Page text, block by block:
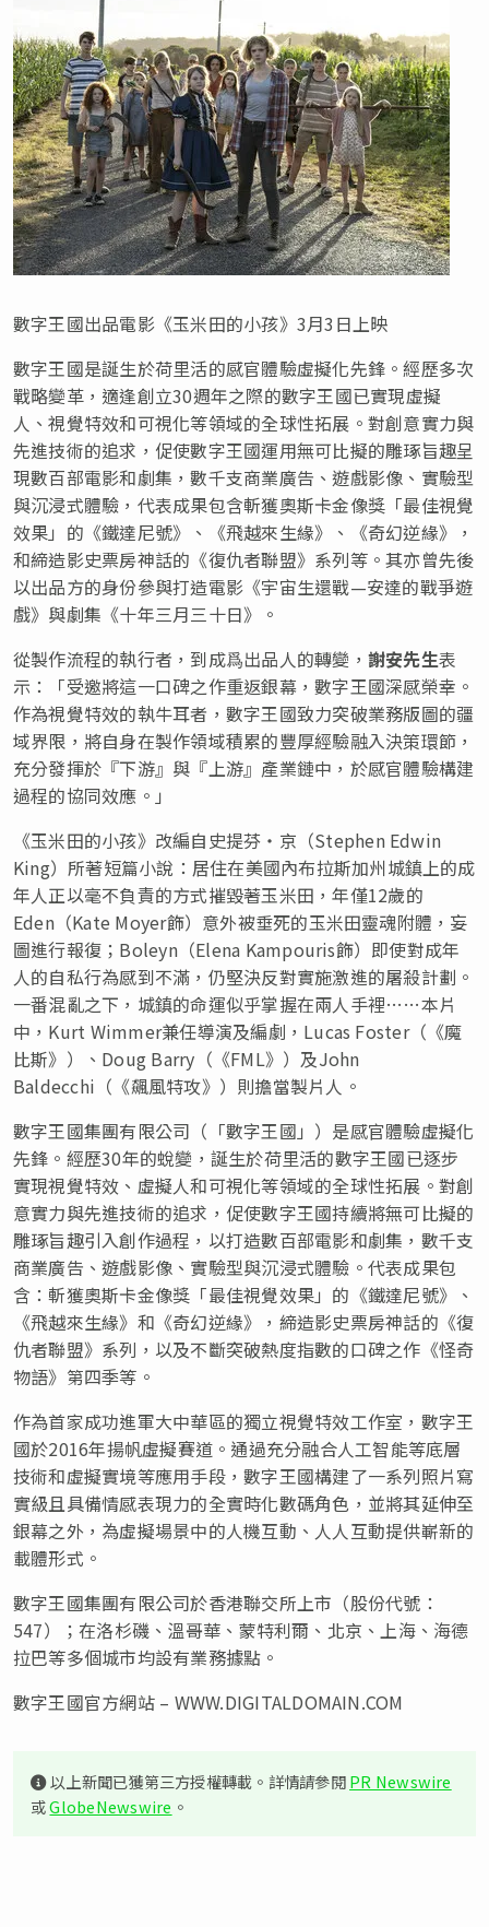
數字王國出品電影《玉米田的小孩》3月3日上映
數字王國是誕生於荷里活的感官體驗虛擬化先鋒。經歷多次
戰略變革，適逢創立30週年之際的數字王國已實現虛擬
人、視覺特效和可視化等領域的全球性拓展。對創意實力與
先進技術的追求，促使數字王國運用無可比擬的雕琢旨趣呈
現數百部電影和劇集，數千支商業廣告、遊戲影像、實驗型
與沉浸式體驗，代表成果包含斬獲奧斯卡金像獎「最佳視覺
效果」的《鐵達尼號》、《飛越來生緣》、《奇幻逆緣》，
和締造影史票房神話的《復仇者聯盟》系列等。其亦曾先後
以出品方的身份參與打造電影《宇宙生還戰—安達的戰爭遊
戲》與劇集《十年三月三十日》。
從製作流程的執行者，到成爲出品人的轉變， 謝安先生表
示：「受邀將這一口碑之作重返銀幕，數字王國深感榮幸。
作為視覺特效的執牛耳者，數字王國致力突破業務版圖的疆
域界限，將自身在製作領域積累的豐厚經驗融入決策環節，
充分發揮於『下游』與『上游』產業鏈中，於感官體驗構建
過程的協同效應。」
《玉米田的小孩》改編自史提芬・京（Stephen Edwin
King）所著短篇小說：居住在美國內布拉斯加州城鎮上的成
年人正以毫不負責的方式摧毀著玉米田，年僅12歲的
Eden（Kate Moyer飾）意外被垂死的玉米田靈魂附體，妄
圖進行報復；Boleyn（Elena Kampouris飾）即使對成年
人的自私行為感到不滿，仍堅決反對實施激進的屠殺計劃。
一番混亂之下，城鎮的命運似乎掌握在兩人手裡……本片
中，Kurt Wimmer兼任導演及編劇，Lucas Foster（《魔
比斯》）、Doug Barry（《FML》）及John
Baldecchi（《飆風特攻》）則擔當製片人。
數字王國集團有限公司（「數字王國」）是感官體驗虛擬化
先鋒。經歷30年的蛻變，誕生於荷里活的數字王國已逐步
實現視覺特效、虛擬人和可視化等領域的全球性拓展。對創
意實力與先進技術的追求，促使數字王國持續將無可比擬的
雕琢旨趣引入創作過程，以打造數百部電影和劇集，數千支
商業廣告、遊戲影像、實驗型與沉浸式體驗。代表成果包
含：斬獲奧斯卡金像獎「最佳視覺效果」的《鐵達尼號》、
《飛越來生緣》和《奇幻逆緣》，締造影史票房神話的《復
仇者聯盟》系列，以及不斷突破熱度指數的口碑之作《怪奇
物語》第四季等。
作為首家成功進軍大中華區的獨立視覺特效工作室，數字王
國於2016年揚帆虛擬賽道。通過充分融合人工智能等底層
技術和虛擬實境等應用手段，數字王國構建了一系列照片寫
實級且具備情感表現力的全實時化數碼角色，並將其延伸至
銀幕之外，為虛擬場景中的人機互動、人人互動提供嶄新的
載體形式。
數字王國集團有限公司於香港聯交所上市（股份代號：
547）；在洛杉磯、溫哥華、蒙特利爾、北京、上海、海德
拉巴等多個城市均設有業務據點。
數字王國官方網站 – WWW.DIGITALDOMAIN.COM
以上新聞已獲第三方授權轉載。詳情請參閱PR Newswire
或GlobeNewswire 。